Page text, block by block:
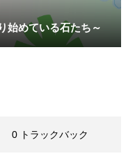
始めている石たち～
0 トラックバック